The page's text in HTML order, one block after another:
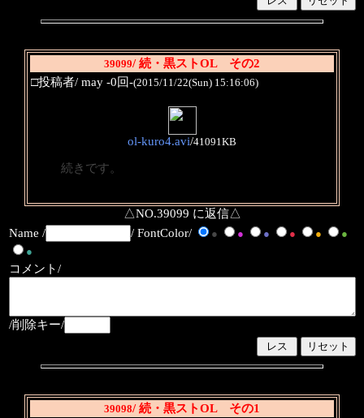
39099/ 続・黒ストOL その2
□投稿者/ may -0回-(2015/11/22(Sun) 15:16:06)
ol-kuro4.avi/41091KB
続きです。
△NO.39099 に返信△
Name /
/ FontColor/ ● ● ● ● ●
●
●
コメント/
/削除キー/
39098/ 続・黒ストOL その1